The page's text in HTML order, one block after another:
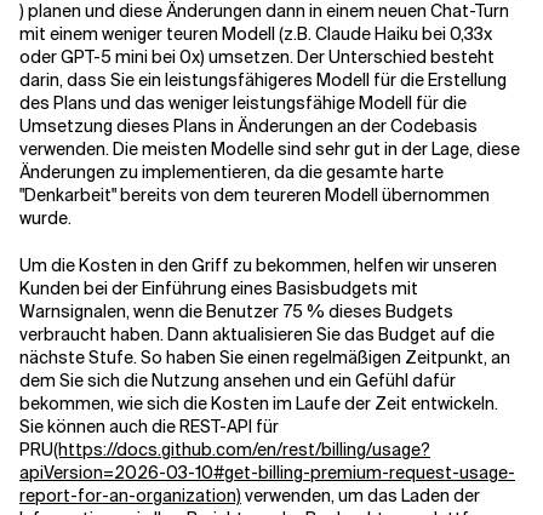
) planen und diese Änderungen dann in einem neuen Chat-Turn
mit einem weniger teuren Modell (z.B. Claude Haiku bei 0,33x
oder GPT-5 mini bei 0x) umsetzen. Der Unterschied besteht
darin, dass Sie ein leistungsfähigeres Modell für die Erstellung
des Plans und das weniger leistungsfähige Modell für die
Umsetzung dieses Plans in Änderungen an der Codebasis
verwenden. Die meisten Modelle sind sehr gut in der Lage, diese
Änderungen zu implementieren, da die gesamte harte
"Denkarbeit" bereits von dem teureren Modell übernommen
wurde.
Um die Kosten in den Griff zu bekommen, helfen wir unseren
Kunden bei der Einführung eines Basisbudgets mit
Warnsignalen, wenn die Benutzer 75 % dieses Budgets
verbraucht haben. Dann aktualisieren Sie das Budget auf die
nächste Stufe. So haben Sie einen regelmäßigen Zeitpunkt, an
dem Sie sich die Nutzung ansehen und ein Gefühl dafür
bekommen, wie sich die Kosten im Laufe der Zeit entwickeln.
Sie können auch die REST-API für
PRU(https://docs.github.com/en/rest/billing/usage?
apiVersion=2026-03-10#get-billing-premium-request-usage-
report-for-an-organization) verwenden, um das Laden der